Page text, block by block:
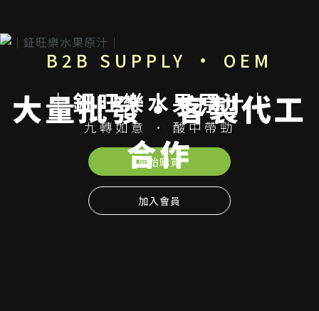
｜鉦旺樂水果原汁｜
九轉如意 · 酸中帶勁
開始購買
加入會員
B2B SUPPLY · OEM
大量批發・客製代工
合作
冷凍原汁・果漿・果肉一站式供應